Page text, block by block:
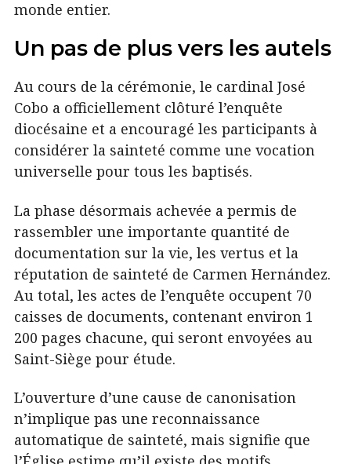
monde entier.
Un pas de plus vers les autels
Au cours de la cérémonie, le cardinal José
Cobo a officiellement clôturé l’enquête
diocésaine et a encouragé les participants à
considérer la sainteté comme une vocation
universelle pour tous les baptisés.
La phase désormais achevée a permis de
rassembler une importante quantité de
documentation sur la vie, les vertus et la
réputation de sainteté de Carmen Hernández.
Au total, les actes de l’enquête occupent 70
caisses de documents, contenant environ 1
200 pages chacune, qui seront envoyées au
Saint-Siège pour étude.
L’ouverture d’une cause de canonisation
n’implique pas une reconnaissance
automatique de sainteté, mais signifie que